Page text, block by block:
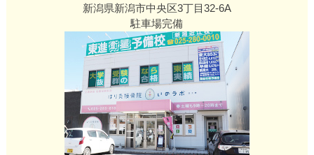
新潟県新潟市中央区3丁目32‐6A
駐車場完備